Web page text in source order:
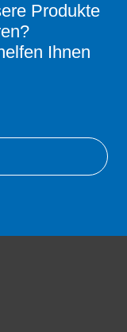
Produkte
Ihnen